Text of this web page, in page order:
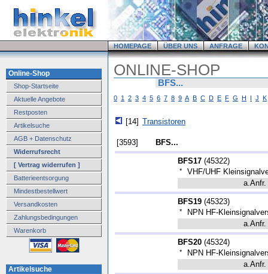
HOMEPAGE ÜBER UNS ANFRAGE
Online-Shop
Shop-Startseite
Aktuelle Angebote
Restposten
Artikelsuche
AGB + Datenschutz
Widerrufsrecht
[ Vertrag widerrufen ]
Batterieentsorgung
Mindestbestellwert
Versandkosten
Zahlungsbedingungen
Warenkorb
Artikelsuche
ONLINE-SHOP
BFS...
0 1 2 3 4 5 6 7 8 9 A B C D E F G H I J K
[14] Transistoren
[3593] BFS...
BFS17 (45322)
*
VHF/UHF
a.Anfr.
BFS19 (45323)
*
NPN HF-
a.Anfr.
BFS20 (45324)
*
NPN HF-
a.Anfr.